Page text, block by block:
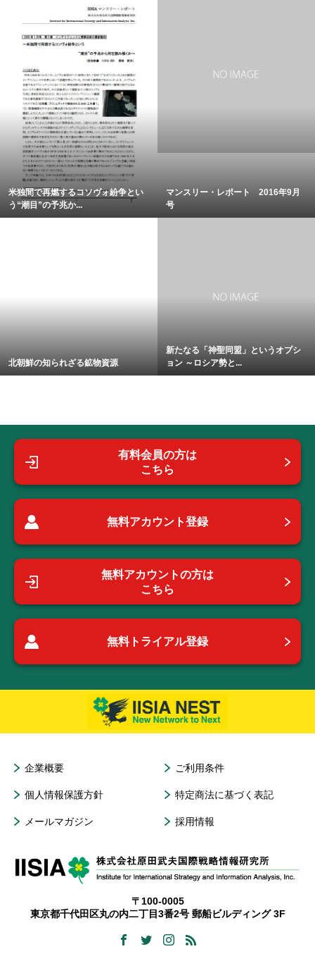
米独間で再燃するコソヴォ紛争とい
う“潮目”の予兆か...
マンスリー・レポート 2016年9月
号
北朝鮮の知られざる鉱物資源
新たなる「神聖同盟」というオプシ
ョン ～ロシア勢と...
有料会員の方は
こちら
無料アカウント登録
無料アカウントの方は
こちら
無料トライアル登録
企業概要 ご利用条件
個人情報保護方針 特定商法に基づく表記
メールマガジン 採用情報
〒100-0005
東京都千代田区丸の内二丁目3番2号 郵船ビルディング 3F